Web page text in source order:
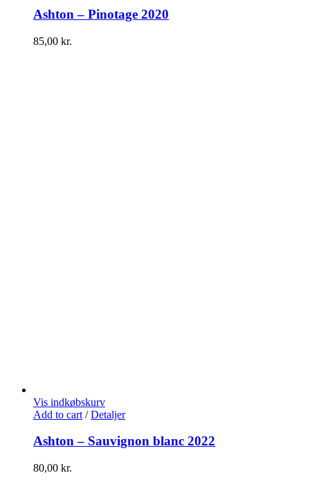
Ashton – Pinotage 2020
85,00 kr.
Vis indkøbskurv
Add to cart / Detaljer
Ashton – Sauvignon blanc 2022
80,00 kr.